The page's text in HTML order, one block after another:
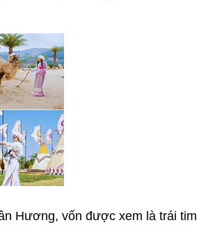
Hương, vốn được xem là trái